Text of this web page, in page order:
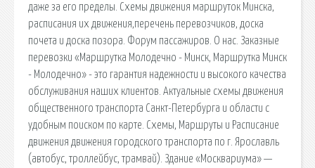
даже за его пределы. Схемы движения маршруток Минска,
расписания их движения,перечень перевозчиков, доска
почета и доска позора. Форум пассажиров. О нас. Заказные
перевозки «Маршрутка Молодечно - Минск, Маршрутка Минск
- Молодечно» - это гарантия надежности и высокого качества
обслуживания наших клиентов. Актуальные схемы движения
общественного транспорта Санкт-Петербурга и области с
удобным поиском по карте. Схемы, Маршруты и Расписание
движения движения городского транспорта по г. Ярославль
(автобус, троллейбус, трамвай). Здание «Москвариума» —